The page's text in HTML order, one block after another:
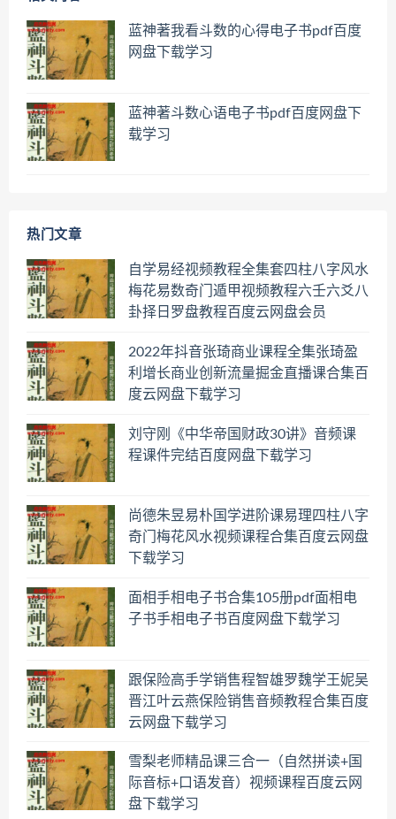
蓝神著我看斗数的心得电子书pdf百度
网盘下载学习
蓝神著斗数心语电子书pdf百度网盘下
载学习
热门文章
自学易经视频教程全集套四柱八字风水
梅花易数奇门遁甲视频教程六壬六爻八
卦择日罗盘教程百度云网盘会员
2022年抖音张琦商业课程全集张琦盈
利增长商业创新流量掘金直播课合集百
度云网盘下载学习
刘守刚《中华帝国财政30讲》音频课
程课件完结百度网盘下载学习
尚德朱昱易朴国学进阶课易理四柱八字
奇门梅花风水视频课程合集百度云网盘
下载学习
面相手相电子书合集105册pdf面相电
子书手相电子书百度网盘下载学习
跟保险高手学销售程智雄罗魏学王妮吴
晋江叶云燕保险销售音频教程合集百度
云网盘下载学习
雪梨老师精品课三合一（自然拼读+国
际音标+口语发音）视频课程百度云网
盘下载学习